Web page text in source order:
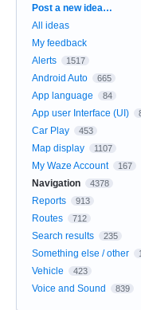
Categories
Post a new idea…
All ideas
My feedback
Alerts
1517
Android Auto 665
App language 84
App user Interface (UI)
Car Play 453
Map display 1107
My Waze Account 167
Navigation 4378
Reports 913
Routes 712
Search results 235
Something else / other
Vehicle 423
Voice and Sound 839